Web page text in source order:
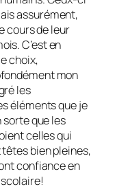
assurément,
cours de leur
C’est en
choix,
mon
les
éléments que je
que les
celles qui
têtes bien pleines,
confiance en
scolaire!